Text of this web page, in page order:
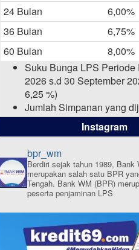
Daftar Pemenang
TAMASHA Bulan
Pengumuman
Perusahaan
03-03-2025
24 Bulan
6,00%
36 Bulan
6,75%
60 Bulan
8,00%
Suku Bunga LPS Periode
2026 s.d 30 September
6,25 %)
Jumlah Simpanan yang
maksimal sampai dengan
per nasabah dalam satu
ISI APLIKASI
Instagram
bpr_wm
Berdiri sejak tahun 1989, Bank
merupakan salah satu BPR
Tengah. Bank WM (BPR)
peserta penjaminan LPS